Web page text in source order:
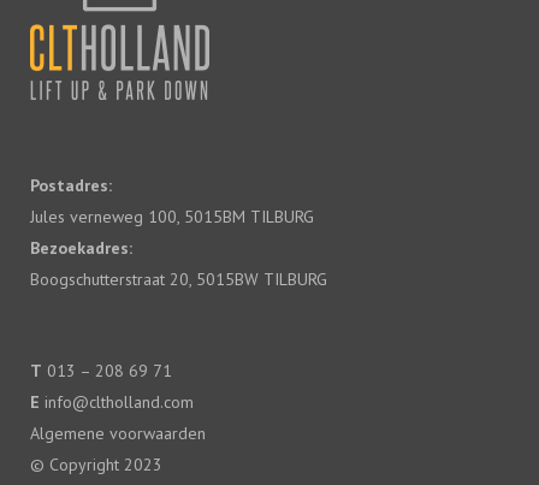
Postadres:
Jules verneweg 100, 5015BM TILBURG
Bezoekadres:
Boogschutterstraat 20, 5015BW TILBURG
T 013 – 208 69 71
E info@cltholland.com
Algemene voorwaarden
© Copyright 2023